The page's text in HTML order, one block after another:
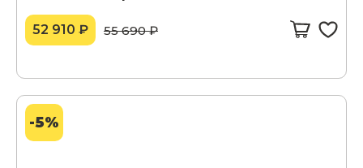
52 910 ₽ 55 690 ₽
-5%